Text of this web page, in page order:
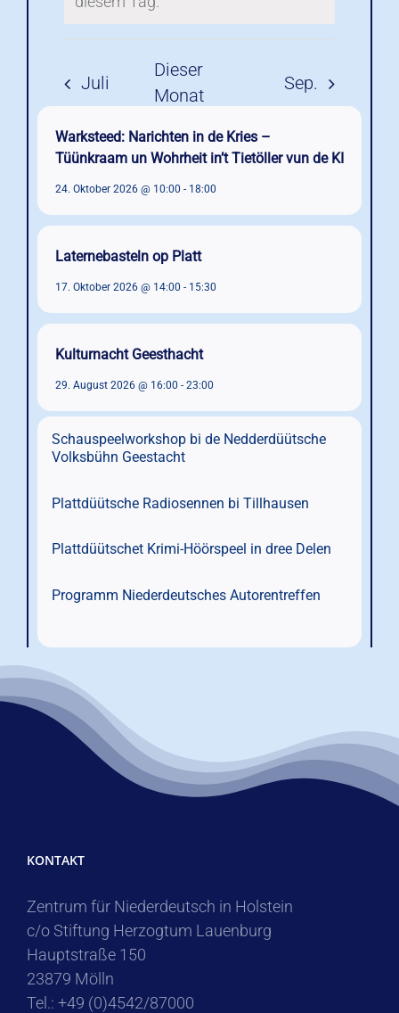
Warksteed: Narichten in de Kries –
Tüünkraam un Wohrheit in’t Tietöller vun de KI
24. Oktober 2026 @ 10:00 - 18:00
Laternebasteln op Platt
17. Oktober 2026 @ 14:00 - 15:30
Kulturnacht Geesthacht
29. August 2026 @ 16:00 - 23:00
Schauspeelworkshop bi de Nedderdüütsche
Volksbühn Geestacht
Plattdüütsche Radiosennen bi Tillhausen
Plattdüütschet Krimi-Höörspeel in dree Delen
Programm Niederdeutsches Autorentreffen
KONTAKT
Zentrum für Niederdeutsch in Holstein
c/o Stiftung Herzogtum Lauenburg
Hauptstraße 150
23879 Mölln
Tel.: +49 (0)4542/87000